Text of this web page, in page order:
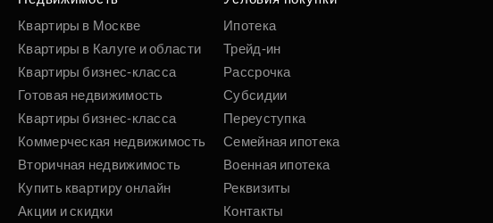
Квартиры в Москве
Квартиры в Калуге и области
Квартиры бизнес-класса
Готовая недвижимость
Квартиры бизнес-класса
Коммерческая недвижимость
Вторичная недвижимость
Купить квартиру онлайн
Акции и скидки
Ипотека
Трейд-ин
Рассрочка
Субсидии
Переуступка
Семейная ипотека
Военная ипотека
Реквизиты
Контакты